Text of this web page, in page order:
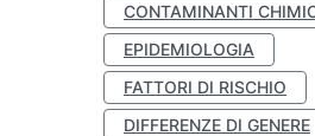
CONTAMINANTI
EPIDEMIOLOGIA
FATTORI DI RISCHIO
DIFFERENZE DI GENERE